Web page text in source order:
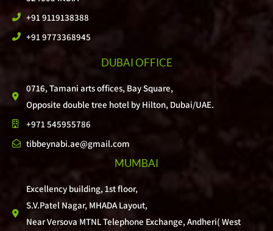
+91 9119138388
+91 9773368945
DUBAI OFFICE
0716, Tamani arts offices, Bay Square,
Opposite double tree hotel by Hilton, Dubai/UAE.
+971 545955786
tibbeynabi.ae@gmail.com
MUMBAI
Excellency building, 1st floor,
S.V.Patel Nagar, MHADA Layout,
Near Versova MTNL Telephone Exchange, Andheri( West